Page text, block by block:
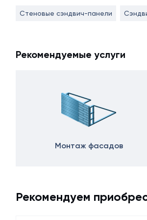
Стеновые сэндвич-панели
Рекомендуемые услуги
Монтаж фасадов
Рекомендуем